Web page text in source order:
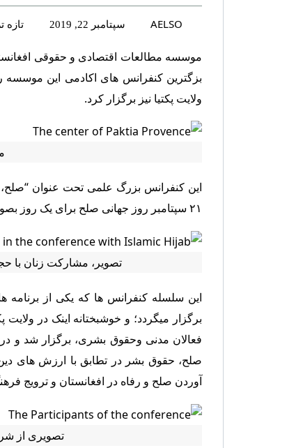
AELSO سپتامبر 22, 2019 تازه
بزگترین کنفرانس های اکادمی این موسسه
ولایت پکتیا نیز برگزار کرد.
این کنفرانس بزرگ علمی تحت عنوان “صلح،
۲۱ سپتامبر روز جهانی صلح برای یک روز بصورت موفقانه در این ولایت برگزار گردید.
تصویر، مشارکت زنان با
این سلسله کنفرانس ها که یکی از
برگزار میگردد؛ و خوشبختانه اینک در
فعالان مدنی و‌حقوق بشری، برگزار شد و
صلح، حقوق بشر در تطابق با ارزش های
آوردن صلح و رفاه در افغانستان و ترویج
تصویری از